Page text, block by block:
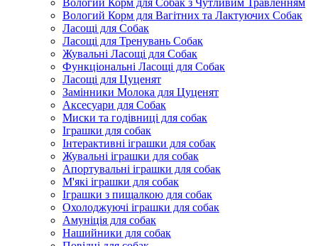
Вологий Корм для Собак з Чутливим Травленням
Вологий Корм для Вагітних та Лактуючих Собак
Ласощі для Собак
Ласощі для Тренувань Собак
Жувальні Ласощі для Собак
Функціональні Ласощі для Собак
Ласощі для Цуценят
Замінники Молока для Цуценят
Аксесуари для Собак
Миски та годівниці для собак
Іграшки для собак
Інтерактивні іграшки для собак
Жувальні іграшки для собак
Апортувальні іграшки для собак
М'які іграшки для собак
Іграшки з пищалкою для собак
Охолоджуючі іграшки для собак
Амуніція для собак
Нашийники для собак